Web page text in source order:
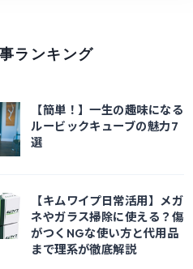
ランキング
【簡単！】一生の趣味になる
ルービックキューブの魅力7
選
【キムワイプ日常活用】メガ
ネやガラス掃除に使える？傷
がつくNGな使い方と代用品
まで理系が徹底解説